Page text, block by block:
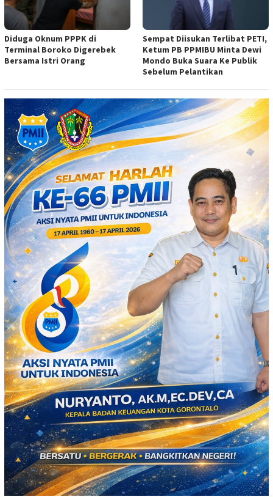
Diduga Oknum PPPK di
Terminal Boroko Digerebek
Bersama Istri Orang
Sempat Diisukan Terlibat PETI,
Ketum PB PPMIBU Minta Dewi
Mondo Buka Suara Ke Publik
Sebelum Pelantikan